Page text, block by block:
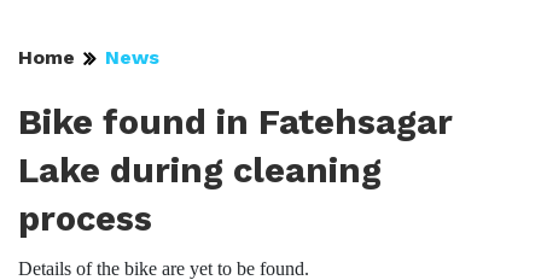
Home News
Bike found in Fatehsagar
Lake during cleaning
process
Details of the bike are yet to be found.